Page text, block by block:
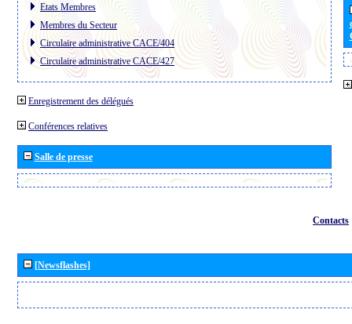
Etats Membres
Membres du Secteur
Circulaire administrative CACE/404
Circulaire administrative CACE/427
Enregistrement des délégués
Conférences relatives
Salle de presse
Contacts
[Newsflashes]